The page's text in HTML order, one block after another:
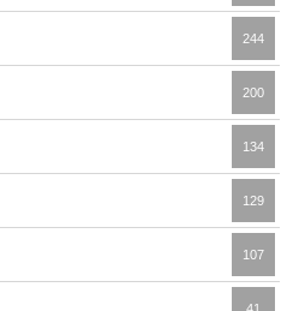
244
200
134
129
107
41